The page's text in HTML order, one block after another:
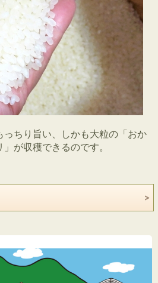
っちり旨い、しかも大粒の「おか
が収穫できるのです。